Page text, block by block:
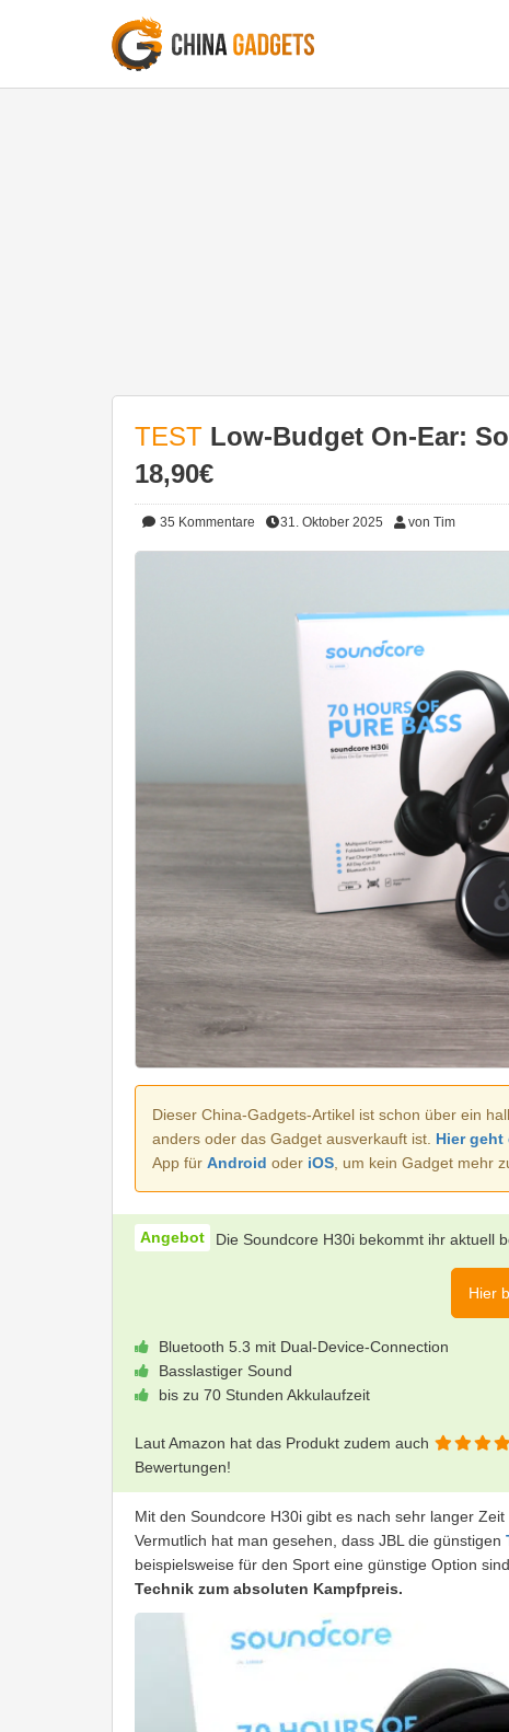
TEST Low-Budget On-Ear:
18,90€
35 Kommentare 31. Oktober 2025 von Tim
Dieser China-Gadgets-Artikel ist schon über ein
anders oder das Gadget ausverkauft ist. Hier geht
App für Android oder iOS , um kein Gadget mehr
Die Soundcore H30i bekommt ihr aktuell
Hier
Bluetooth 5.3 mit Dual-Device-Connection
Basslastiger Sound
bis zu 70 Stunden Akkulaufzeit
Laut Amazon hat das Produkt zudem auch
Bewertungen!
Mit den Soundcore H30i gibt es nach sehr langer
Vermutlich hat man gesehen, dass JBL die günstigen
beispielsweise für den Sport eine günstige Option sind.
Technik zum absoluten Kampfpreis.